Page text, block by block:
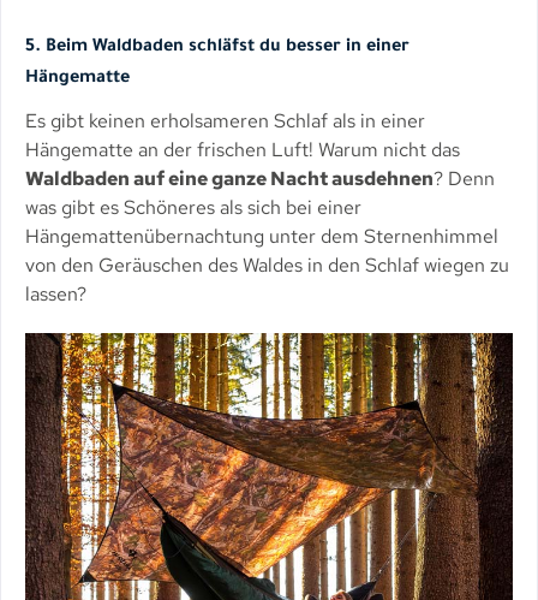
5. Beim Waldbaden schläfst du besser in einer
Hängematte
Es gibt keinen erholsameren Schlaf als in einer
Hängematte an der frischen Luft! Warum nicht das
Waldbaden auf eine ganze Nacht ausdehnen? Denn
was gibt es Schöneres als sich bei einer
Hängemattenübernachtung unter dem Sternenhimmel
von den Geräuschen des Waldes in den Schlaf wiegen zu
lassen?